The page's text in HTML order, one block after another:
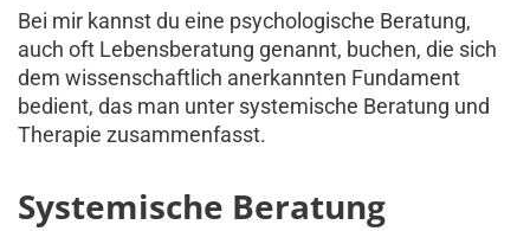
Bei mir kannst du eine psychologische Beratung,
auch oft Lebensberatung genannt, buchen, die sich
dem wissenschaftlich anerkannten Fundament
bedient, das man unter systemische Beratung und
Therapie zusammenfasst.
Systemische Beratung